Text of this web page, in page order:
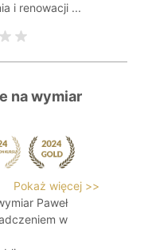
i renowacji ...
na wymiar
Pokaż więcej >>
Paweł
w